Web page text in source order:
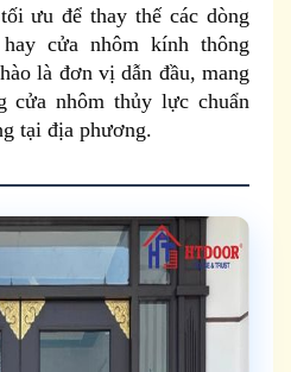
ưu để thay thế các dòng
cửa nhôm kính thông
là đơn vị dẫn đầu, mang
cửa nhôm thủy lực chuẩn
tại địa phương.